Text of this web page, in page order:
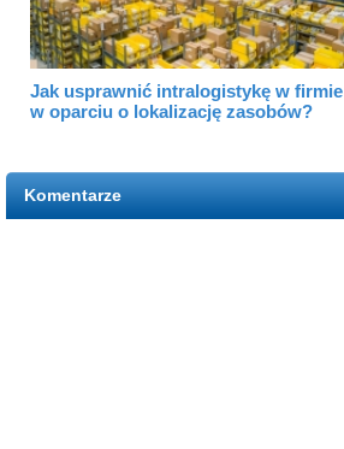
Jak usprawnić intralogistykę w firmie
w oparciu o lokalizację zasobów?
Komentarze